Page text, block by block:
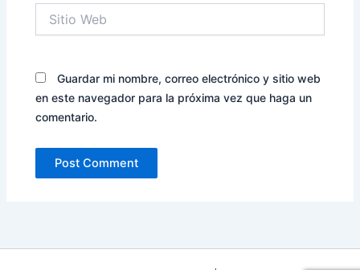
Web
Guardar mi nombre, correo electrónico y sitio web
en este navegador para la próxima vez que haga un
comentario.